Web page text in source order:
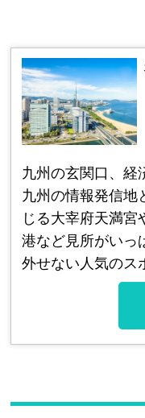
九州の玄関口、経
九州の情報発信地
じる大宰府天満宮
港など見所がいっ
外せない人気のス